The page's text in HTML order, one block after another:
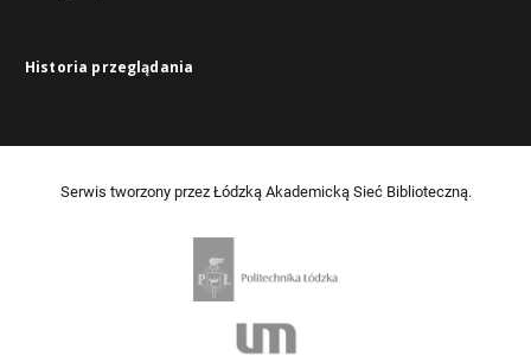
Historia przeglądania
Serwis tworzony przez Łódzką Akademicką Sieć Biblioteczną.